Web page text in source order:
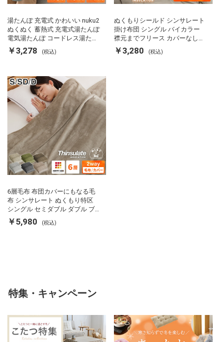
湯たんぽ 充電式 かわいい nuku2
ぬくぬく 蓄熱式 充電式湯たんぽ
電気湯たんぽ コードレス湯たん
ぽ エコ 節電 節約 省エネ 充電式
エコ電気あんか EWT-2143 スリ
￥3,278 (税込)
ぬくもりシールド シンサレート
掛け布団 シングル バイカラー
襟元までフリース カバーなしで
使える 軽い 丸洗い 断熱 保温 抗
菌防臭 洗える 防ダニ 軽量 ホコ
￥3,280 (税込)
6層毛布 布団カバーにもなる毛
布 シンサレート ぬくもり特区
シングル セミダブル ダブル ブ
ランケット 掛け布団カバー フラ
ンネル 保温 蓄熱 吸湿 発熱 断熱
￥5,980 (税込)
特集・キャンペーン